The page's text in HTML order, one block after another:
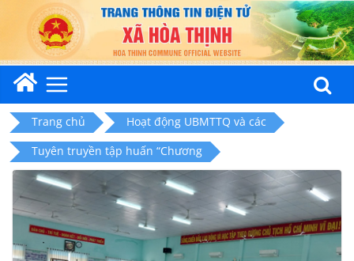
content
Trang chủ
Hoạt động UBMTTQ và các
Tuyên truyền tập huấn “Chương